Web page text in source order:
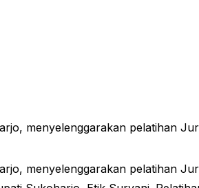
menyelenggarakan pelatihan
menyelenggarakan pelatihan